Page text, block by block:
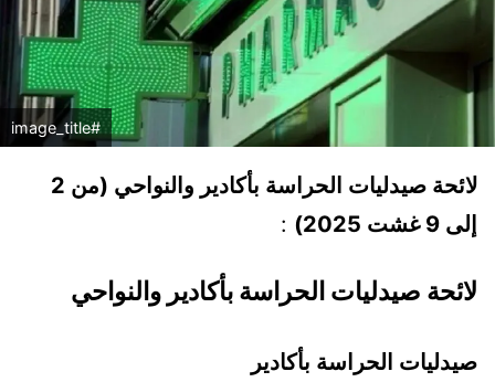
#image_title
لائحة صيدليات الحراسة بأكادير والنواحي (من 2
إلى 9 غشت 2025)
:
لائحة صيدليات الحراسة بأكادير والنواحي
صيدليات الحراسة بأكادير